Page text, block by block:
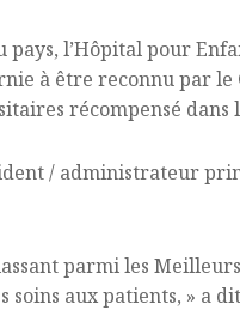
l’Hôpital pour
à être reconnu par le
récompensé dans
/ administrateur
parmi les
soins aux patients, » a